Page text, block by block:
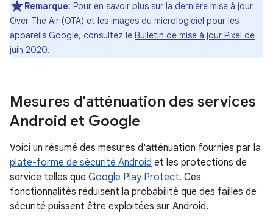
Remarque: Pour en savoir plus sur la dernière mise à jour
Over The Air (OTA) et les images du micrologiciel pour les
appareils Google, consultez le Bulletin de mise à jour Pixel de
juin 2020.
Mesures d'atténuation des services
Android et Google
Voici un résumé des mesures d'atténuation fournies par la
plate-forme de sécurité Android et les protections de
service telles que Google Play Protect. Ces
fonctionnalités réduisent la probabilité que des failles de
sécurité puissent être exploitées sur Android.